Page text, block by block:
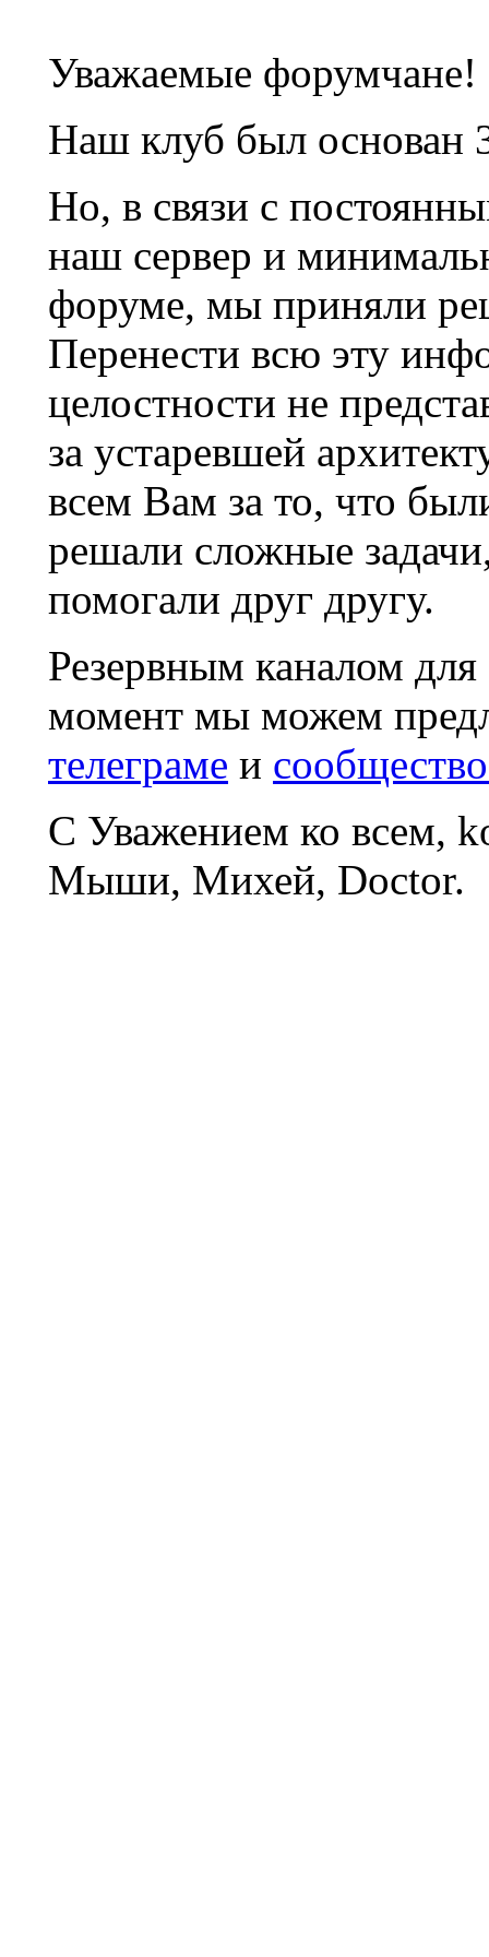
Уважаемые форумчане!
Наш клуб был основан
Но, в связи с
наш сервер и
форуме, мы приняли
Перенести всю эту
целостности не
за устаревшей
всем Вам за то, что
решали сложные
помогали друг другу.
Резервным каналом
момент мы можем
телеграме и
С Уважением ко всем,
Мыши, Михей, Doctor.